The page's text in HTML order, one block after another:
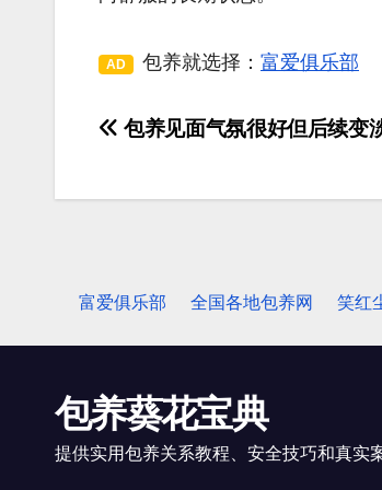
AD 包养就选择： 富爱俱乐部
包养见面气氛很好但后续变
富爱俱乐部 全国各地包养网 笑红
包养葵花宝典
提供实用包养关系教程、安全技巧和真实